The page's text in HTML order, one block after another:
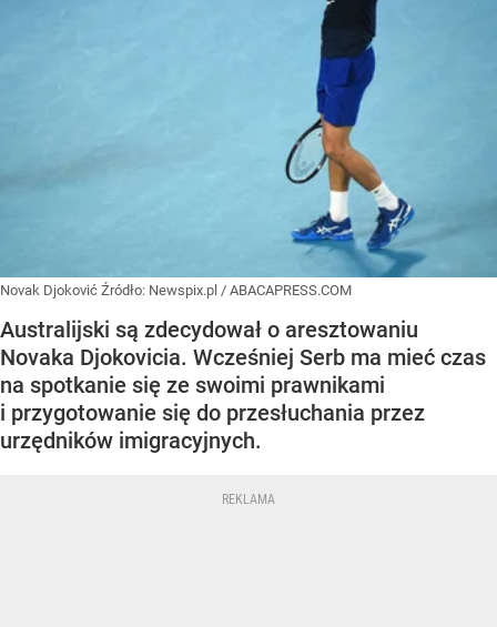
Novak Djoković Źródło: Newspix.pl / ABACAPRESS.COM
Australijski są zdecydował o aresztowaniu
Novaka Djokovicia. Wcześniej Serb ma mieć czas
na spotkanie się ze swoimi prawnikami
i przygotowanie się do przesłuchania przez
urzędników imigracyjnych.